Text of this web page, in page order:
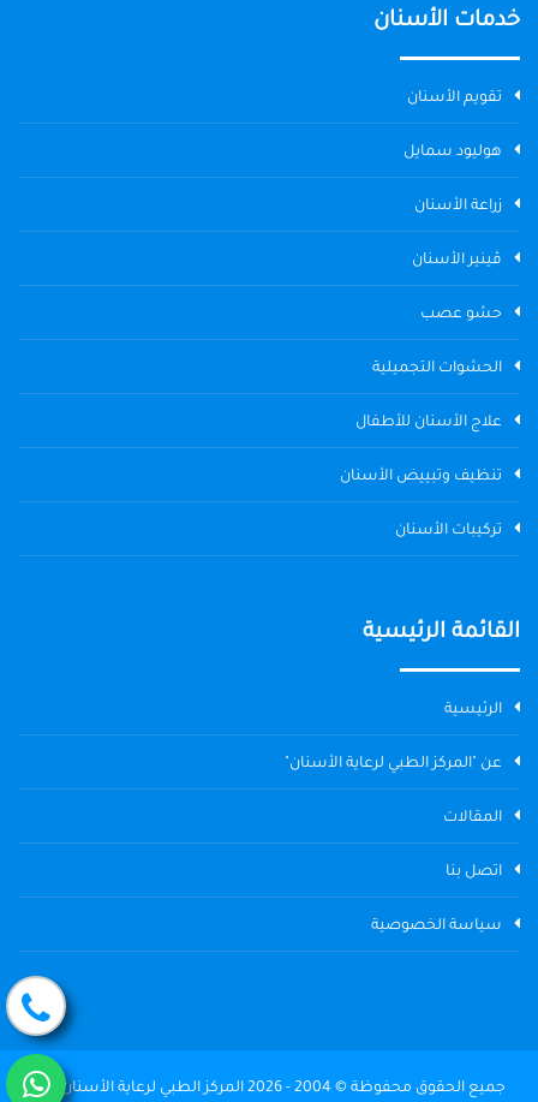
خدمات الأسنان
تقويم الأسنان
هوليود سمايل
زراعة الأسنان
ڤينير الأسنان
حشو عصب
الحشوات التجميلية
علاج الأسنان للأطفال
تنظيف وتبييض الأسنان
تركيبات الأسنان
القائمة الرئيسية
الرئيسية
عن "المركز الطبي لرعاية الأسنان"
المقالات
اتصل بنا
سياسة الخصوصية
جميع الحقوق محفوظة © 2004 - 2026 المركز الطبي لرعاية الأسنان The